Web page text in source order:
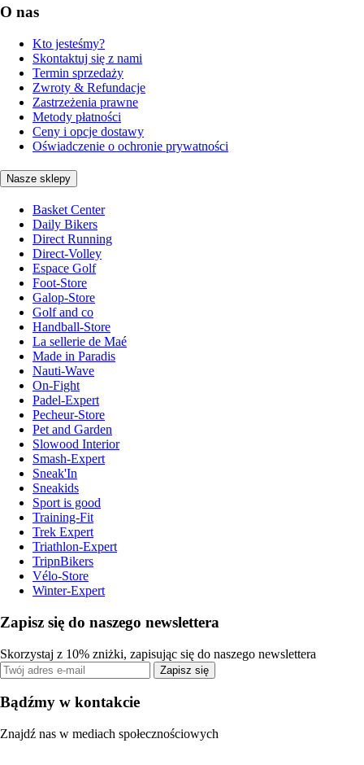
O nas
Kto jesteśmy?
Skontaktuj się z nami
Termin sprzedaży
Zwroty & Refundacje
Zastrzeżenia prawne
Metody płatności
Ceny i opcje dostawy
Oświadczenie o ochronie prywatności
Nasze sklepy
Basket Center
Daily Bikers
Direct Running
Direct-Volley
Espace Golf
Foot-Store
Galop-Store
Golf and co
Handball-Store
La sellerie de Maé
Made in Paradis
Nauti-Wave
On-Fight
Padel-Expert
Pecheur-Store
Pet and Garden
Slowood Interior
Smash-Expert
Sneak'In
Sneakids
Sport is good
Training-Fit
Trek Expert
Triathlon-Expert
TripnBikers
Vélo-Store
Winter-Expert
Zapisz się do naszego newslettera
Skorzystaj z 10% zniżki, zapisując się do naszego newslettera
Zapisz się
Bądźmy w kontakcie
Znajdź nas w mediach społecznościowych